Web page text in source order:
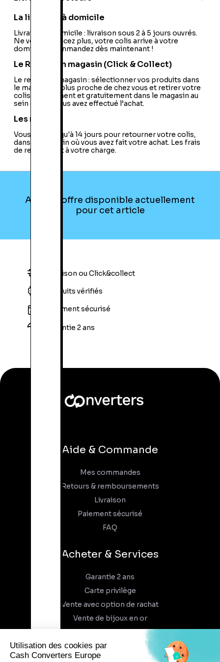
La livraison à domicile
Livraison à domicile : livraison sous 2 à 5 jours ouvrés.
Ne vous déplacez plus, votre colis arrive à votre
domicile ! Commandez dès maintenant !
Le Retrait en magasin (Click & Collect)
Le retrait en magasin : sélectionner vos produits dans
le magasin le plus proche de chez vous et retirer votre
colis directement et gratuitement dans le magasin au
sein duquel vous avez effectué l’achat.
Les retours
Vous avez jusqu'à 14 jours pour retourner votre colis,
dans le magasin où vous avez fait votre achat. Les frais
de retour sont à votre charge.
Aucune offre disponible actuellement
pour cet article
Livraison ou Click&collect
Produits vérifiés
Paiement sécurisé
Garantie 2 ans
Aide & Commande
Mes commandes
Retours & remboursements
Livraison
Paiement sécurisé
FAQ
Acheter & Services
Garantie 2 ans
Carte privilège
Vente avec option de rachat
Vente de bijoux en or
À propos